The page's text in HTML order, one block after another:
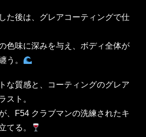
た後は、グレアコーティングで仕
色味に深みを与え、ボディ全体が
う。
な質感と、コーティングのグレア
スト。
、F54 クラブマンの洗練されたキ
てる。